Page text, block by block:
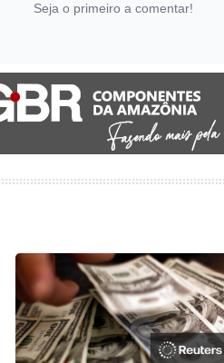
Seja o primeiro a comentar!